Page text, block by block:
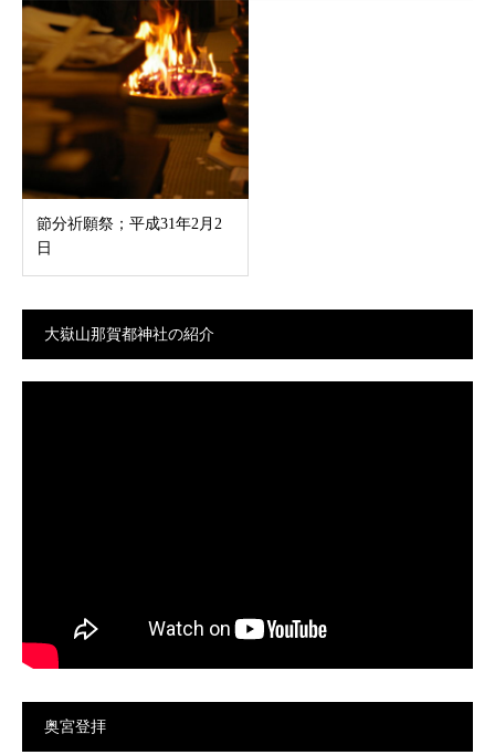
節分祈願祭；平成31年2月2
日
大嶽山那賀都神社の紹介
奥宮登拝